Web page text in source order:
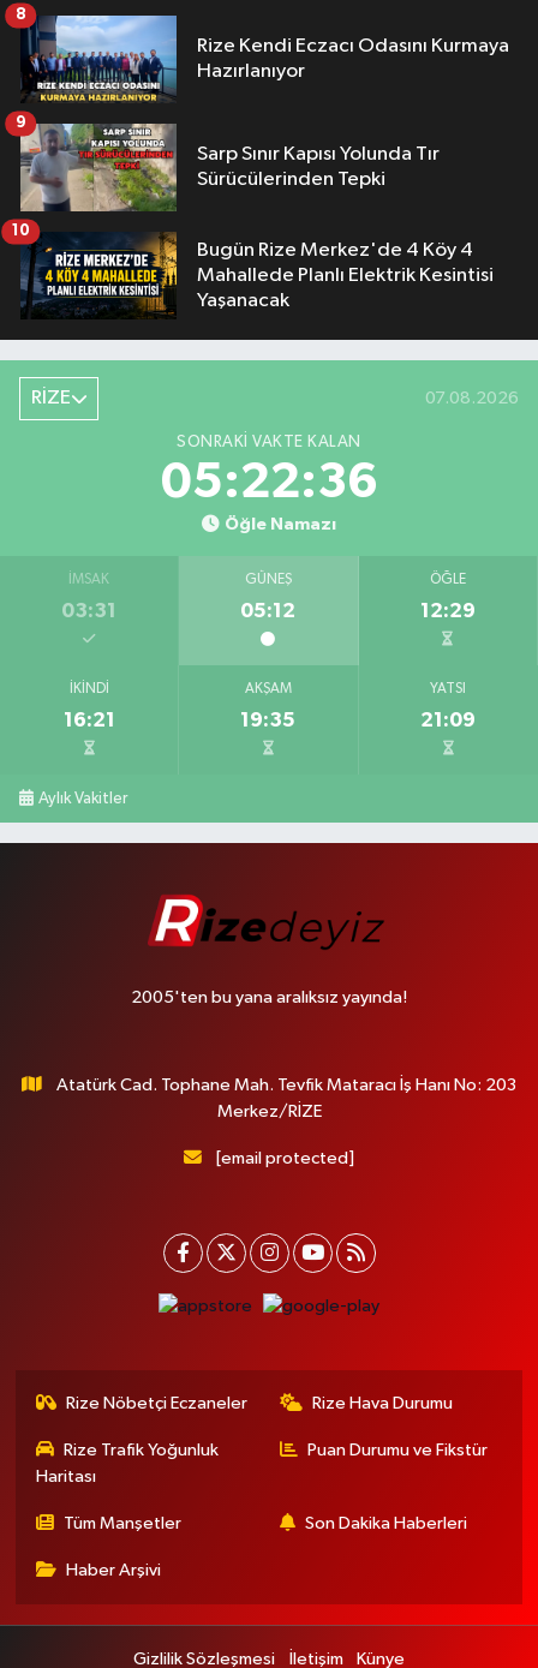
Rize Kendi Eczacı Odasını Kurmaya
Hazırlanıyor
8
Sarp Sınır Kapısı Yolunda Tır
Sürücülerinden Tepki
9
Bugün Rize Merkez'de 4 Köy 4
Mahallede Planlı Elektrik Kesintisi
Yaşanacak
10
RİZE 07.08.2026
SONRAKI VAKTE KALAN
05:22:35
Öğle Namazı
İMSAK
03:31
GÜNEŞ
05:12
ÖĞLE
12:29
İKINDI
16:21
AKŞAM
19:35
YATSI
21:09
Aylık Vakitler
2005'ten bu yana aralıksız yayında!
Atatürk Cad. Tophane Mah. Tevfik Mataracı İş Hanı No: 203
Merkez/RİZE
[email protected]
Rize Nöbetçi Eczaneler Rize Hava Durumu
Rize Trafik Yoğunluk
Haritası
Puan Durumu ve Fikstür
Tüm Manşetler Son Dakika Haberleri
Haber Arşivi
Gizlilik Sözleşmesi İletişim Künye